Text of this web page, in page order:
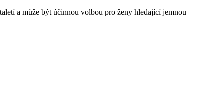
a může být účinnou volbou pro ženy hledající jemnou